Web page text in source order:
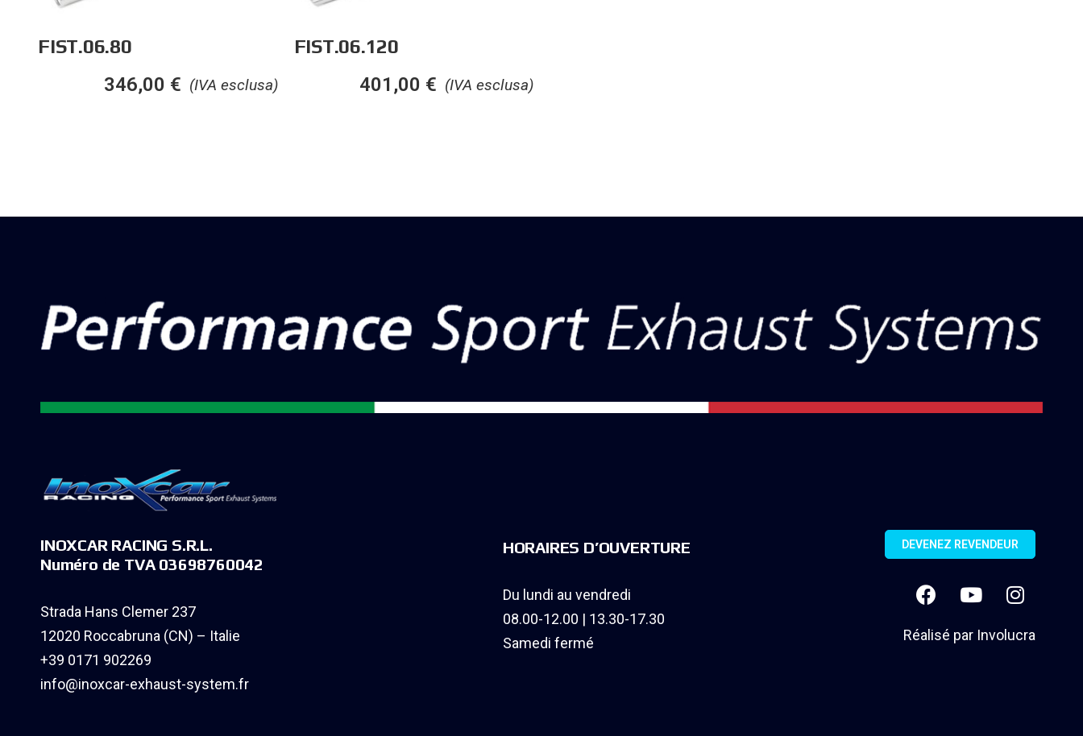
FIST.06.80
(IVA esclusa)
346,00 €
FIST.06.120
(IVA esclusa)
401,00 €
INOXCAR RACING S.R.L.
Numéro de TVA 03698760042
Strada Hans Clemer 237
12020 Roccabruna (CN) – Italie
+39 0171 902269
info@inoxcar-exhaust-system.fr
HORAIRES D’OUVERTURE
Du lundi au vendredi
08.00-12.00 | 13.30-17.30
Samedi fermé
DEVENEZ REVENDEUR
Réalisé par Involucra